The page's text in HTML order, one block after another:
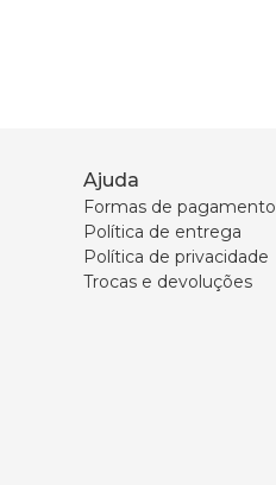
Ajuda
Formas de pagamento
Política de entrega
Política de privacidade
Trocas e devoluções